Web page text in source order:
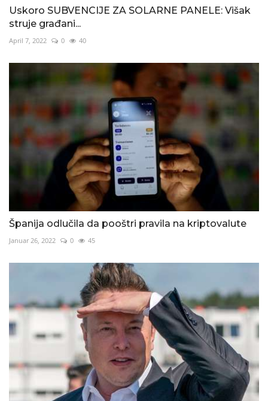
Uskoro SUBVENCIJE ZA SOLARNE PANELE: Višak
struje građani...
April 7, 2022 0 40
Španija odlučila da pooštri pravila na kriptovalute
Januar 26, 2022 0 45